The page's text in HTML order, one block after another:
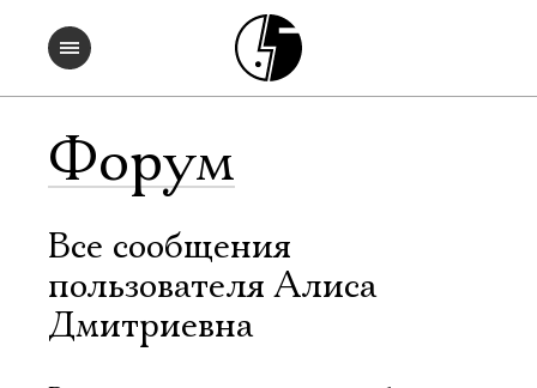
Форум
Все сообщения
пользователя Алиса
Дмитриевна